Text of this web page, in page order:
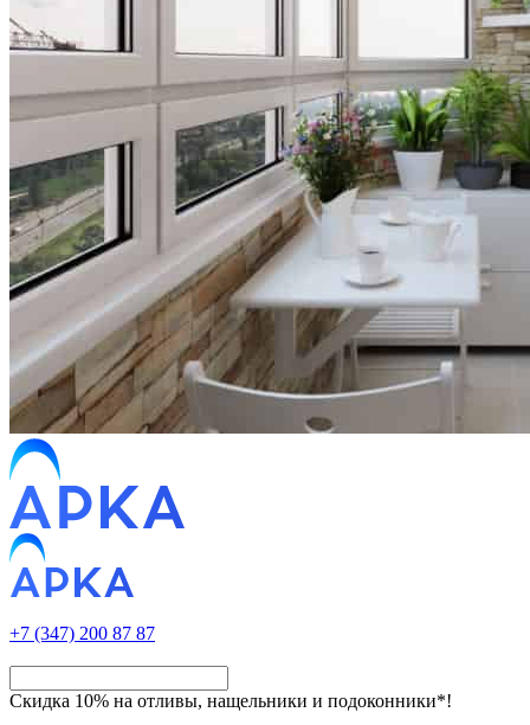
+7 (347) 200 87 87
Скидка 10% на отливы, нащельники и подоконники*!